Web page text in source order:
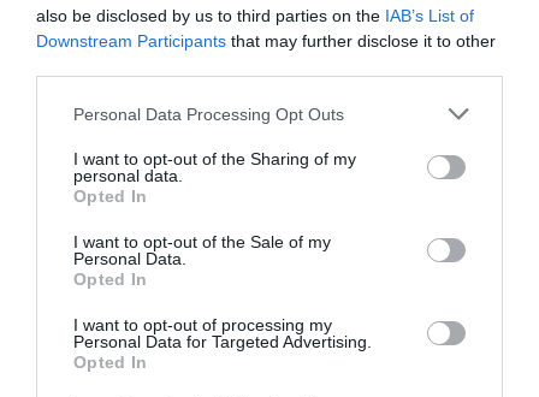
also be disclosed by us to third parties on the IAB’s List of
Downstream Participants that may further disclose it to other
Please note that this website/app uses one or more Google
not limited to your visit or usage behaviour. You may click to
grant or deny consent to Google and its third-party tags to
use your data for below specified purposes in below Google
consent section.
Personal Data Processing Opt Outs
I want to opt-out of the Sharing of my
personal data.
Opted In
I want to opt-out of the Sale of my
Personal Data.
Opted In
I want to opt-out of processing my
Personal Data for Targeted Advertising.
Opted In
Αξίζει να τονιστεί ότι τα ακριβή ποσά και για
των δεδομένων των αιτήσεων, των ελέγχων
κλπ και συνεπώς, όπως κάθε φορά το
συνολικό τελικό ποσό πληρωμής θα είναι
μικρότερο του ανώτατου ποσού πληρωμών.
Τέλος, σε ό,τι αφορά στις ενισχύσεις για την
διεπαγγελματική βάμβακος, τη συνδεδεμένη
ενίσχυση για την εκτροφή μεταξωσκόληκων